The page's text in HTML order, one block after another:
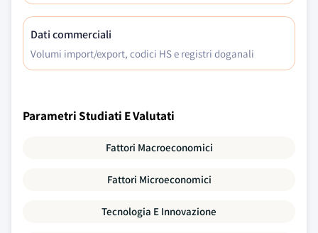
Dati commerciali
Volumi import/export, codici HS e registri doganali
Parametri Studiati E Valutati
Fattori Macroeconomici
Fattori Microeconomici
Tecnologia E Innovazione